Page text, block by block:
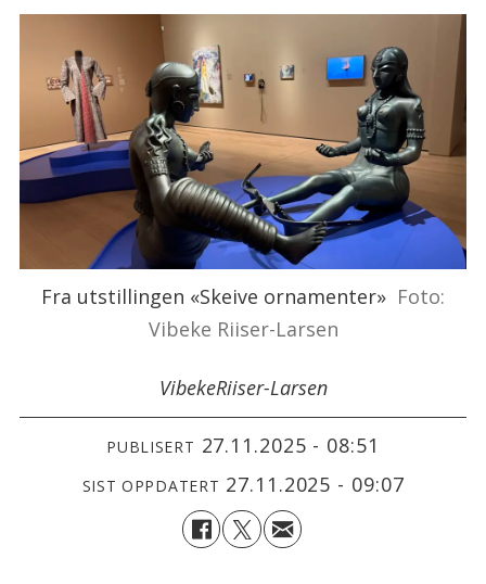
Fra utstillingen «Skeive ornamenter» Foto:
Vibeke Riiser-Larsen
VibekeRiiser-Larsen
PUBLISERT 27.11.2025 - 08:51
SIST OPPDATERT 27.11.2025 - 09:07